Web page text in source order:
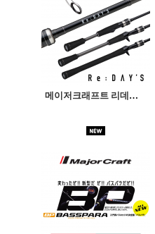
메이저크래프트 리데이즈 배스로드 Redays